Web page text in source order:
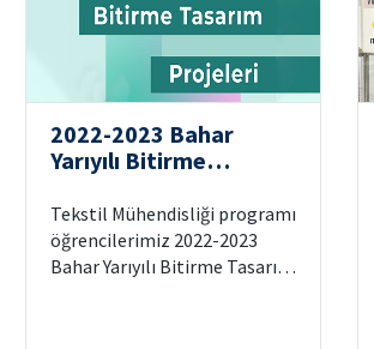
2022-2023 Bahar
Yarıyılı Bitirme
Tekstil Mühendisliği programı
öğrencilerimiz 2022-2023
Bahar Yarıyılı Bitirme Tasarım